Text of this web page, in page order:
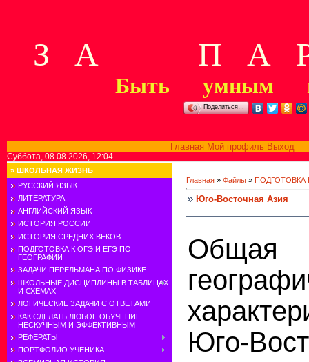
З А П А Р
Быть умным
Поделиться…
Главная Мой профиль Выход
Суббота, 08.08.2026, 12:04
» ШКОЛЬНАЯ ЖИЗНЬ
РУССКИЙ ЯЗЫК
ЛИТЕРАТУРА
АНГЛИЙСКИЙ ЯЗЫК
ИСТОРИЯ РОССИИ
ИСТОРИЯ СРЕДНИХ ВЕКОВ
ПОДГОТОВКА К ОГЭ И ЕГЭ ПО
ГЕОГРАФИИ
ЗАДАЧИ ПЕРЕЛЬМАНА ПО ФИЗИКЕ
ШКОЛЬНЫЕ ДИСЦИПЛИНЫ В ТАБЛИЦАХ
И СХЕМАХ
ЛОГИЧЕСКИЕ ЗАДАЧИ С ОТВЕТАМИ
КАК СДЕЛАТЬ ЛЮБОЕ ОБУЧЕНИЕ
НЕСКУЧНЫМ И ЭФФЕКТИВНЫМ
РЕФЕРАТЫ
ПОРТФОЛИО УЧЕНИКА
Главная » Файлы » ПОДГОТОВКА
Юго-Восточная Азия
Общая
Юго-